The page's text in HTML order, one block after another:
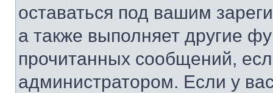
оставаться под вашим
а также выполняет другие
прочитанных сообщений,
администратором. Если у